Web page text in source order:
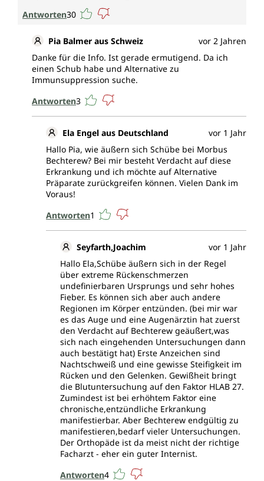
Antworten30
Pia Balmer aus Schweiz
vor 2 Jahren
Danke für die Info. Ist gerade ermutigend. Da ich
einen Schub habe und Alternative zu
Immunsuppression suche.
Antworten3
Ela Engel aus Deutschland
vor 1 Jahr
Hallo Pia, wie äußern sich Schübe bei Morbus
Bechterew? Bei mir besteht Verdacht auf diese
Erkrankung und ich möchte auf Alternative
Präparate zurückgreifen können. Vielen Dank im
Voraus!
Antworten1
Seyfarth,Joachim
vor 1 Jahr
Hallo Ela,Schübe äußern sich in der Regel
über extreme Rückenschmerzen
undefinierbaren Ursprungs und sehr hohes
Fieber. Es können sich aber auch andere
Regionen im Körper entzünden. (bei mir war
es das Auge und eine Augenärztin hat zuerst
den Verdacht auf Bechterew geäußert,was
sich nach eingehenden Untersuchungen dann
auch bestätigt hat) Erste Anzeichen sind
Nachtschweiß und eine gewisse Steifigkeit im
Rücken und den Gelenken. Gewißheit bringt
die Blutuntersuchung auf den Faktor HLAB 27.
Zumindest ist bei erhöhtem Faktor eine
chronische,entzündliche Erkrankung
manifestierbar. Aber Bechterew endgültig zu
manifestieren,bedarf vieler Untersuchungen.
Der Orthopäde ist da meist nicht der richtige
Facharzt - eher ein guter Internist.
Antworten4